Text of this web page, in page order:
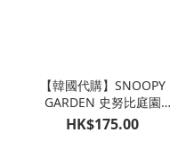
【韓國代購】SNOOPY
GARDEN 史努比庭園
SNOOPY潛水公仔掛飾 娃
娃玩偶吊飾｜濟州島限定
HK$175.00